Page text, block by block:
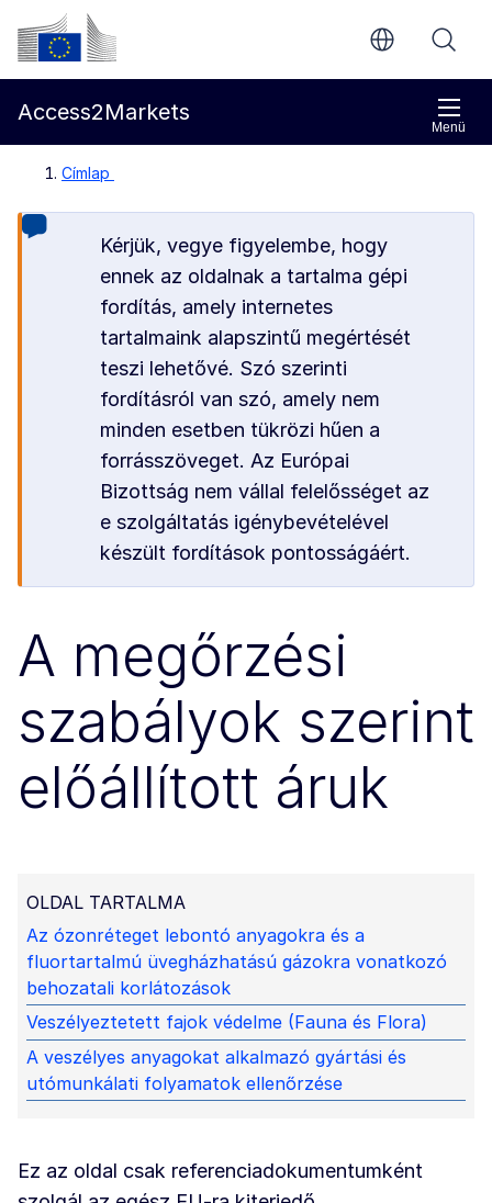
Ugrás a fő tartalomra
Európai Bizottság
Menü
Access2Markets
Címlap
Kérjük, vegye figyelembe, hogy
ennek az oldalnak a tartalma gépi
fordítás, amely internetes
tartalmaink alapszintű megértését
teszi lehetővé. Szó szerinti
fordításról van szó, amely nem
minden esetben tükrözi hűen a
forrásszöveget. Az Európai
Bizottság nem vállal felelősséget az
e szolgáltatás igénybevételével
készült fordítások pontosságáért.
A megőrzési
szabályok szerint
előállított áruk
OLDAL TARTALMA
Az ózonréteget lebontó anyagokra és a
fluortartalmú üvegházhatású gázokra vonatkozó
behozatali korlátozások
Veszélyeztetett fajok védelme (Fauna és Flora)
A veszélyes anyagokat alkalmazó gyártási és
utómunkálati folyamatok ellenőrzése
Ez az oldal csak referenciadokumentumként